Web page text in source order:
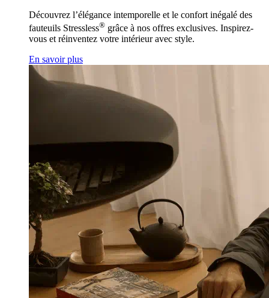
Découvrez l’élégance intemporelle et le confort inégalé des
fauteuils Stressless® grâce à nos offres exclusives. Inspirez-
vous et réinventez votre intérieur avec style.
En savoir plus